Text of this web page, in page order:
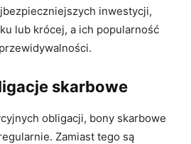
inwestycji,
lub krócej, a ich popularność
skarbowe
obligacji, bony skarbowe
Zamiast tego są